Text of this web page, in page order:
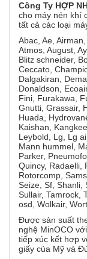
Công Ty HỢP
cho máy nén khí
tất cả các loại
Abac, Ae,
Atmos, August,
Blitz schneider,
Ceccato,
Dalgakiran,
Donaldson,
Fini, Furakawa,
Gnutti, Grassair,
Huada,
Kaishan,
Leybold, Lg, Lg
Mann hummel,
Parker,
Quincy, Radaelli,
Rotorcomp,
Seize, Sf, Shanli,
Sullair, Tamrock,
osd, Wolkair,
Được sản suất
nghệ MinOCO
tiếp xúc kết hợp
giấy của Mỹ và